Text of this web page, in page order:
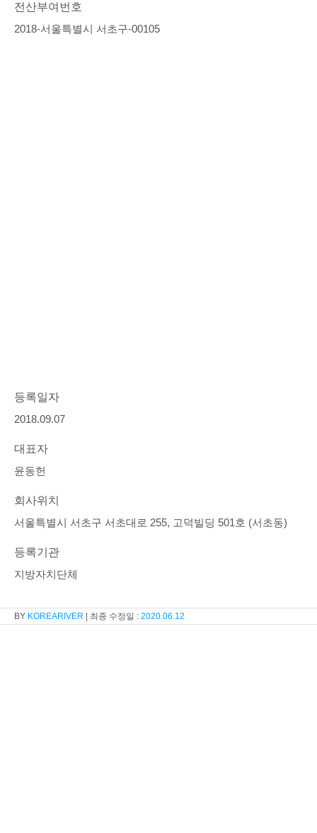
전산부여번호
2018-서울특별시 서초구-00105
등록일자
2018.09.07
대표자
윤동헌
회사위치
서울특별시 서초구 서초대로 255, 고덕빌딩 501호 (서초동)
등록기관
지방자치단체
KOREARIVER 2020.06.12